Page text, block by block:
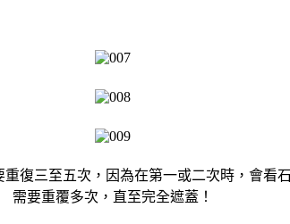
復三至五次，因為在第一或二次時，會
需要重覆多次，直至完全遮蓋！